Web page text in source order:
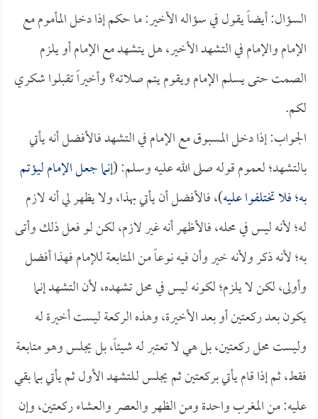
السؤال: أيضاً يقول في سؤاله الأخير: ما حكم إذا دخل المأموم مع
الإمام والإمام في التشهد الأخير، هل يتشهد مع الإمام أو يلزم
الصمت حتى يسلم الإمام ويقوم يتم صلاته؟ وأخيراً تقبلوا شكري
لكم.
الجواب: إذا دخل المسبوق مع الإمام في التشهد فالأفضل أنه يأتي
بالتشهد؛ لعموم قوله صلى الله عليه وسلم: (إنما جعل الإمام ليؤتم
به؛ فلا تختلفوا عليه)، فالأفضل أن يأتي بهذا، ولا يظهر لي أنه لازم
له؛ لأنه ليس في محله، فالأظهر أنه غير لازم، لكن لو فعل ذلك وأتى
به؛ لأنه ذكر ولأنه خير وأن فيه نوعاً من المتابعة للإمام فهذا أفضل
وأولى، لكن لا يلزم؛ لكونه ليس في محل تشهده، لأن التشهد إنما
يكون بعد ركعتين أو بعد الأخيرة، وهذه الركعة ليست أخيرة له
وليست محل ركعتين، بل هي لا تعتبر له شيئاً، بل يجلس وهو متابعة
فقط، ثم إذا قام يأتي بركعتين ثم يجلس لـلتشهد الأول ثم يأتي بما بقي
عليه: من المغرب واحدة ومن الظهر والعصر والعشاء ركعتين، وإن